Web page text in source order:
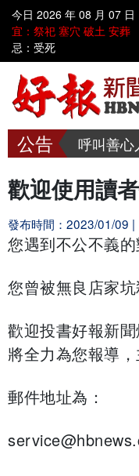
今日 2026 年 08 月 07 日
宜：祭祀 塞穴 破土 安葬
忌：受死
歡迎使用
歡迎使用
歡迎使用讀
發布時間：2023/01/09 |
您遇到不公不義的
您曾被無良店家坑
歡迎投書好報新
將全力為您報導，
郵件地址為：